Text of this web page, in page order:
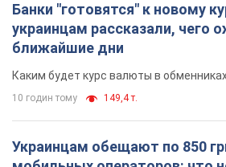
Банки "готовятся" к новому
украинцам рассказали, чего
ближайшие дни
Каким будет курс валюты в
10 годин тому 149,4 т.
Украинцам обещают по 850